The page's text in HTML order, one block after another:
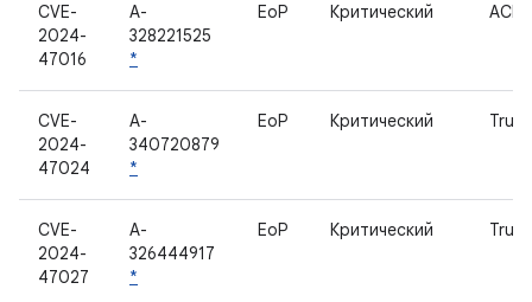
CVE-
2024-
47016
A-
328221525
*
EoP Критический
CVE-
2024-
47024
A-
340720879
*
EoP Критический
CVE-
2024-
47027
A-
326444917
*
EoP Критический